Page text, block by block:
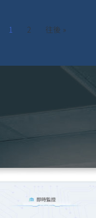
1 2 往後 »